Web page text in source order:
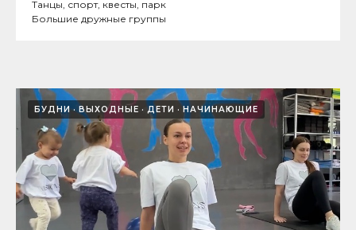
Танцы, спорт, квесты, парк
Большие дружные группы
БУДНИ ВЫХОДНЫЕ ДЕТИ НАЧИНАЮЩИЕ